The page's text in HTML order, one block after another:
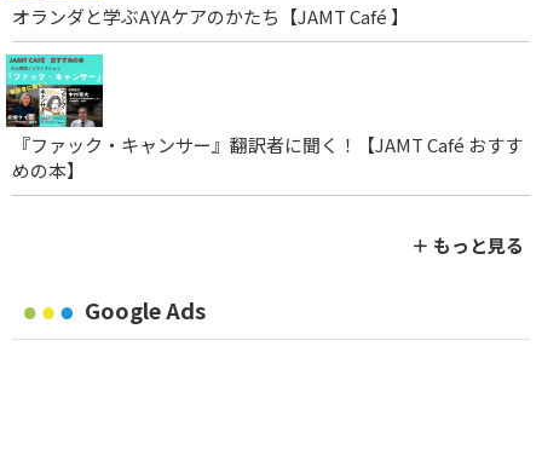
オランダと学ぶAYAケアのかたち【JAMT Café 】
『ファック・キャンサー』翻訳者に聞く！【JAMT Café おすす
めの本】
＋ もっと見る
Google Ads